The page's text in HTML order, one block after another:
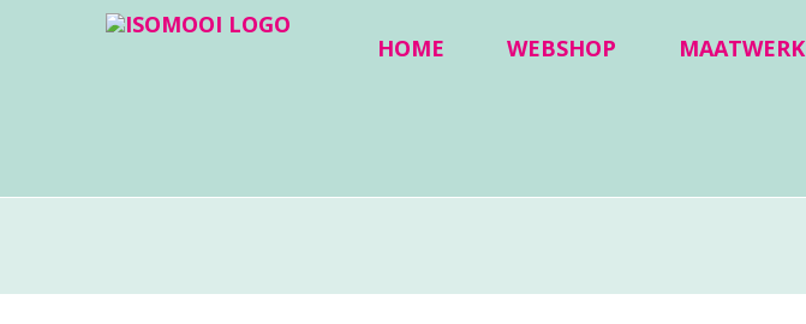
HOME WEBSHOP MAATWERK